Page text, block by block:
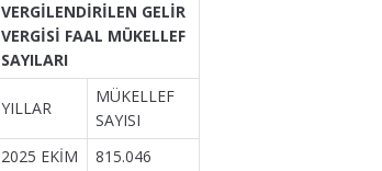
VERGİLENDİRİLEN GELİR
VERGİSİ FAAL MÜKELLEF
SAYILARI
YILLAR
MÜKELLEF
SAYISI
2025 EKİM
815.046